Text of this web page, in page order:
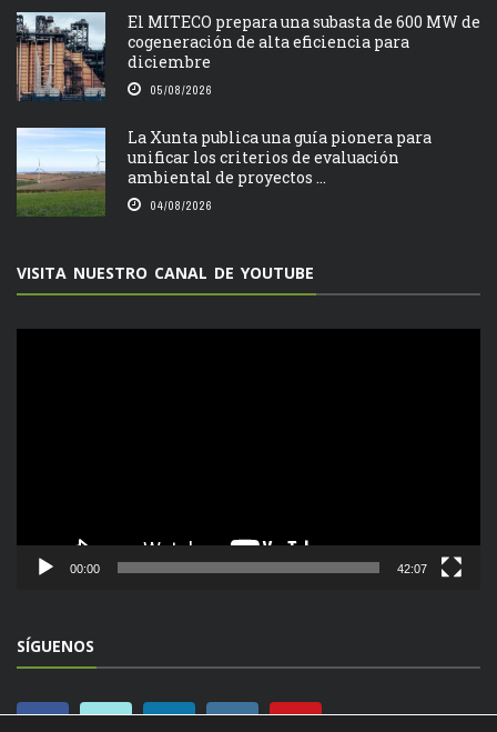
El MITECO prepara una subasta de 600 MW de
cogeneración de alta eficiencia para
diciembre
05/08/2026
La Xunta publica una guía pionera para
unificar los criterios de evaluación
ambiental de proyectos ...
04/08/2026
VISITA NUESTRO CANAL DE YOUTUBE
00:00 42:07
SÍGUENOS